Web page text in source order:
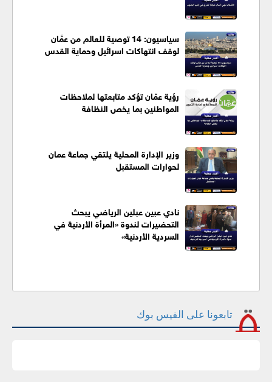
سياسيون: 14 توصية للعالم من عمَّان
لوقف انتهاكات اسرائيل وحماية القدس
رؤية عمّان تؤكد متابعتها لملاحظات
المواطنين بما يخص النظافة
وزير الإدارة المحلية يلتقي جماعة عمان
لحوارات المستقبل
نادي عبين عبلين الرياضي يبحث
التحضيرات لندوة «المرأة الأردنية في
السردية الأردنية»
تابعونا على الفيس بوك